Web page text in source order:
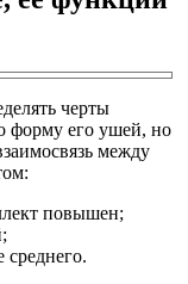
черты
форму его ушей, но
между
повышен;
среднего.